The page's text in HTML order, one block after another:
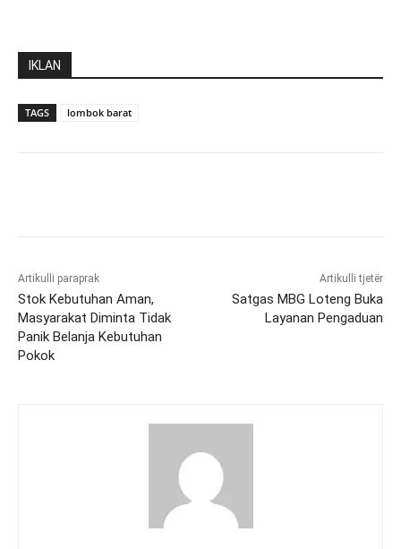
IKLAN
TAGS lombok barat
Artikulli paraprak
Stok Kebutuhan Aman,
Masyarakat Diminta Tidak
Panik Belanja Kebutuhan
Pokok
Artikulli tjetër
Satgas MBG Loteng Buka
Layanan Pengaduan